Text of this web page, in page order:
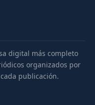
digital más completo
organizados por
publicación.